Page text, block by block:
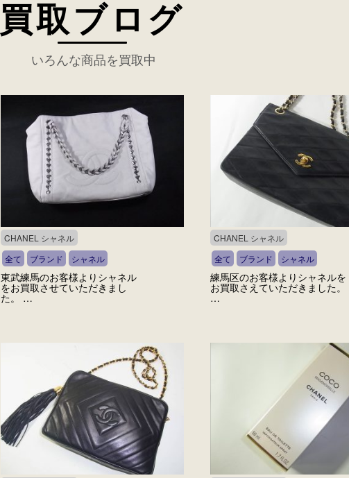
買取ブログ
いろんな商品を買取中
CHANEL シャネル
全て
ブランド シャネル
東武練馬のお客様よりシャネル
をお買取させていただきまし
た。 …
CHANEL シャネル
全て
ブランド シャネル
練馬区のお客様よりシャネルを
お買取さえていただきました。
…